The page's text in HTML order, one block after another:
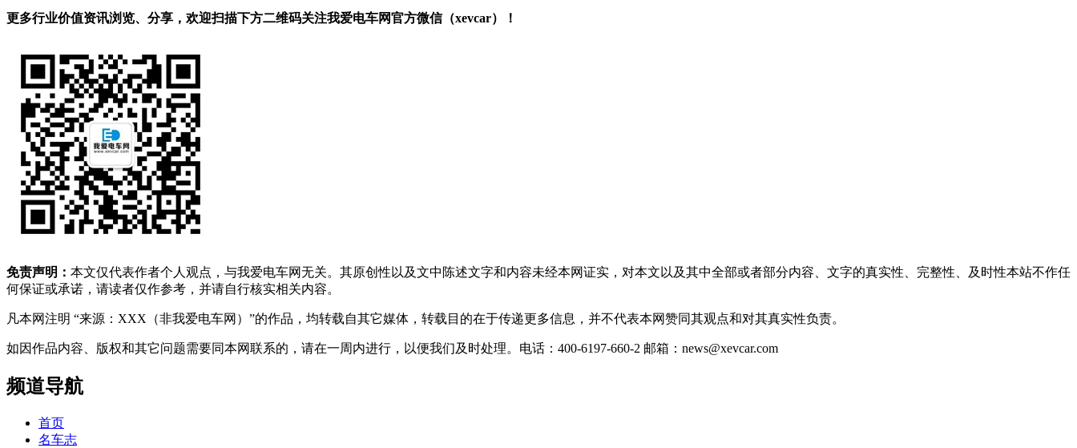
更多行业价值资讯浏览、分享，欢迎扫描下方二维码关注我爱电车网官方微信（xevcar）！
免责声明： 本文仅代表作者个人观点，与我爱电车网无关。其原创性以及文中陈述文字和内容未经本网证实，对本文以及其中全部或者部分内容、文字的真实性、完整性、及时性本站不作任
何保证或承诺，请读者仅作参考，并请自行核实相关内容。
凡本网注明 “来源：XXX（非我爱电车网）”的作品，均转载自其它媒体，转载目的在于传递更多信息，并不代表本网赞同其观点和对其真实性负责。
如因作品内容、版权和其它问题需要同本网联系的，请在一周内进行，以便我们及时处理。电话：400-6197-660-2 邮箱：news@xevcar.com
频道导航
首页
名车志